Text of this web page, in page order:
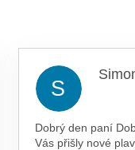
je 5 z 5 hvězdiček.
S
Dobrý den paní
Vás přišly nové